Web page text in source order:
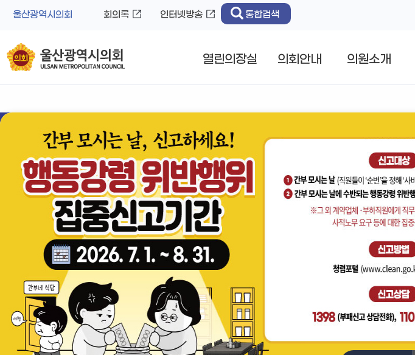
울산광역시의회 회의록 인터넷방송 통합검색
열린의장실 의회안내 의원소개